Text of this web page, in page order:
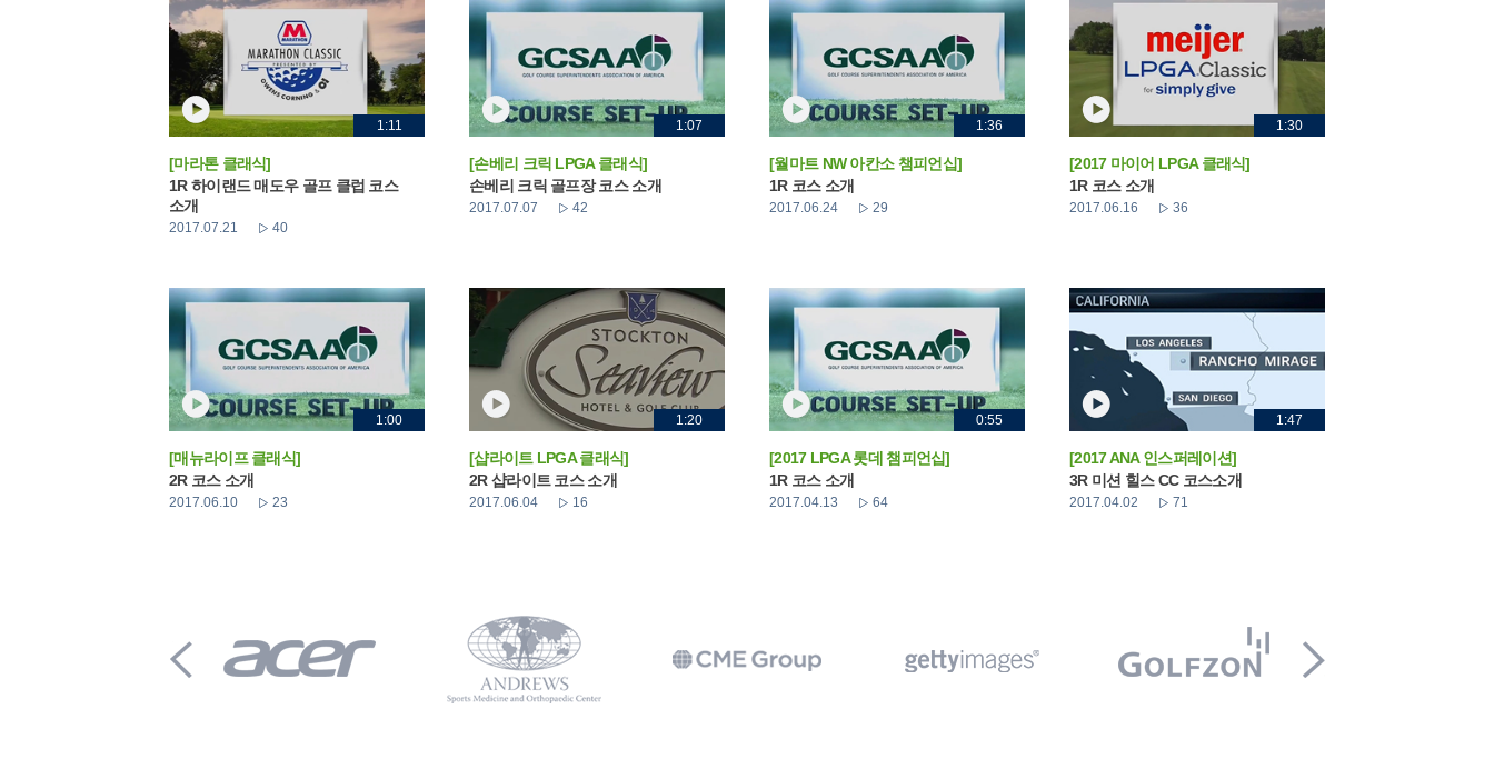
1:11
[마라톤 클래식]
1R 하이랜드 매도우 골프 클럽 코스
소개
2017.07.21 40
1:07
[손베리 크릭 LPGA 클래식]
손베리 크릭 골프장 코스 소개
2017.07.07 42
1:36
[월마트 NW 아칸소 챔피언십]
1R 코스 소개
2017.06.24 29
1:30
[2017 마이어 LPGA 클래식]
1R 코스 소개
2017.06.16 36
1:00
[매뉴라이프 클래식]
2R 코스 소개
2017.06.10 23
1:20
[샵라이트 LPGA 클래식]
2R 샵라이트 코스 소개
2017.06.04 16
0:55
[2017 LPGA 롯데 챔피언십]
1R 코스 소개
2017.04.13 64
1:47
[2017 ANA 인스퍼레이션]
3R 미션 힐스 CC 코스소개
2017.04.02 71